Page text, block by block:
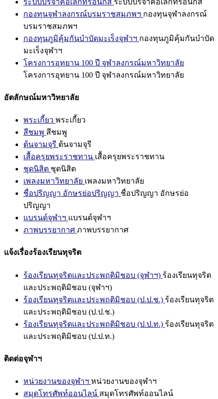
กองทุนจุฬาลงกรณ์บรมราชสมภพฯ กองทุนจุฬาลงกรณ์
บรมราชสมภพฯ
กองทุนภูมิคุ้มกันบำบัดมะเร็งจุฬาฯ กองทุนภูมิคุ้มกันบำบัด
มะเร็งจุฬาฯ
โครงการอุทยาน 100 ปี จุฬาลงกรณ์มหาวิทยาลัย
โครงการอุทยาน 100 ปี จุฬาลงกรณ์มหาวิทยาลัย
อัตลักษณ์มหาวิทยาลัย
พระเกี้ยว พระเกี้ยว
สีชมพู สีชมพู
ต้นจามจุรี ต้นจามจุรี
เสื้อครุยพระราชทาน เสื้อครุยพระราชทาน
ชุดนิสิต ชุดนิสิต
เพลงมหาวิทยาลัย เพลงมหาวิทยาลัย
ชื่อปริญญา อักษรย่อปริญญา ชื่อปริญญา อักษรย่อ
ปริญญา
แบรนด์จุฬาฯ แบรนด์จุฬาฯ
ภาพบรรยากาศ ภาพบรรยากาศ
แจ้งเรื่องร้องเรียนทุจริต
ร้องเรียนทุจริตและประพฤติมิชอบ (จุฬาฯ) ร้องเรียนทุจริต
และประพฤติมิชอบ (จุฬาฯ)
ร้องเรียนทุจริตและประพฤติมิชอบ (ป.ป.ช.) ร้องเรียนทุจริต
และประพฤติมิชอบ (ป.ป.ช.)
ร้องเรียนทุจริตและประพฤติมิชอบ (ป.ป.ท.) ร้องเรียนทุจริต
และประพฤติมิชอบ (ป.ป.ท.)
ติดต่อจุฬาฯ
หน่วยงานของจุฬาฯ หน่วยงานของจุฬาฯ
สมุดโทรศัพท์ออนไลน์ สมุดโทรศัพท์ออนไลน์